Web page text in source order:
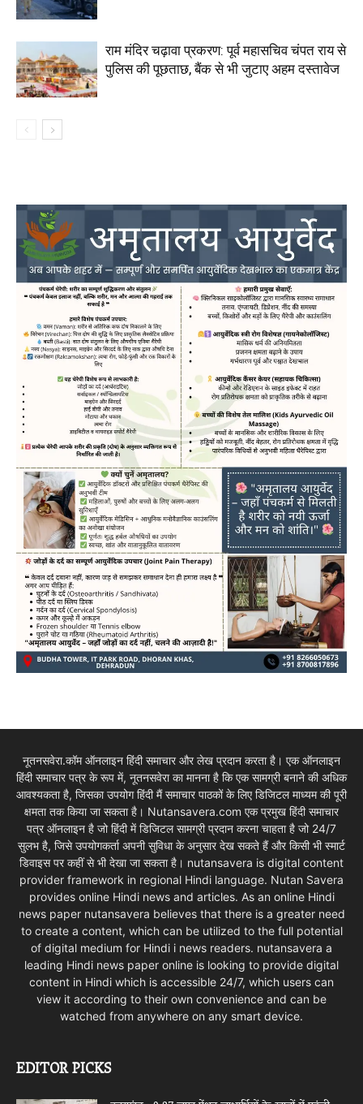
राम मंदिर चढ़ावा प्रकरण: पूर्व महासचिव चंपत राय से
पुलिस की पूछताछ, बैंक से भी जुटाए अहम दस्तावेज
नूतनसवेरा.कॉम ऑनलाइन हिंदी समाचार और लेख प्रदान करता है। एक ऑनलाइन
हिंदी समाचार पत्र के रूप में, नूतनसवेरा का मानना है कि एक सामग्री बनाने की अधिक
आवश्यकता है, जिसका उपयोग हिंदी मैं समाचार पाठकों के लिए डिजिटल माध्यम की पूरी
क्षमता तक किया जा सकता है। Nutansavera.com एक प्रमुख हिंदी समाचार
पत्र ऑनलाइन है जो हिंदी में डिजिटल सामग्री प्रदान करना चाहता है जो 24/7
सुलभ है, जिसे उपयोगकर्ता अपनी सुविधा के अनुसार देख सकते हैं और किसी भी स्मार्ट
डिवाइस पर कहीं से भी देखा जा सकता है। nutansavera is digital content
provider framework in regional Hindi language. Nutan Savera
provides online Hindi news and articles. As an online Hindi
news paper nutansavera believes that there is a greater need
to create a content, which can be utilized to the full potential
of digital medium for Hindi i news readers. nutansavera a
leading Hindi news paper online is looking to provide digital
content in Hindi which is accessible 24/7, which users can
view it according to their own convenience and can be
watched from anywhere on any smart device.
EDITOR PICKS